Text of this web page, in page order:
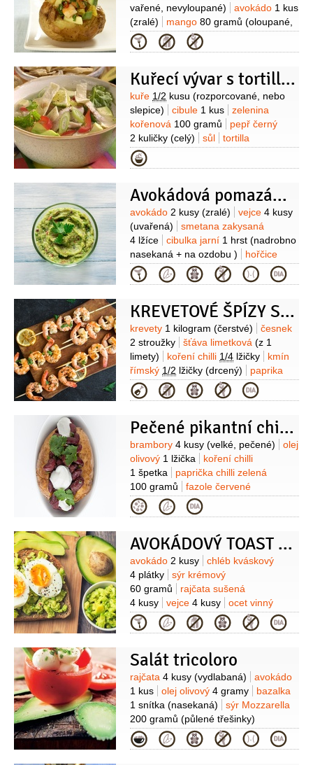
vařené, nevyloupané)
avokádo 1 kus
(zralé)
mango 80 gramů (oloupané,
bez pecky)
limetka
olivový2 lžíce
olej slunečnicový
nakrájený)
paprička chilli červená
1 kus
Kategorie
Kuřecí vývar s tortillami
Suroviny
kuře 1/2 kusu (rozporcované, nebo
slepice)
cibule 1 kus
zelenina
kořenová 100 gramů
pepř černý
2 kuličky (celý) sůl
tortilla
4 kusy
(nastrouhaný nahrubo)
cibulka jarní
Kategorie
Avokádová pomazánka s vejci
Suroviny
avokádo 2 kusy (zralé) vejce 4 kusy
(uvařená)
smetana zakysaná
4 lžíce
cibulka jarní 1 hrst (nadrobno
nasekaná + na ozdobu )
hořčice
plnotučná
1 lžička sůl
pepř
cayenský
pečivo(k podávání)
Kategorie
KREVETOVÉ ŠPÍZY S AVOKÁDOVÝM DIPEM
Suroviny
krevety 1 kilogram (čerstvé)
česnek
2 stroužky
šťáva limetková (z 1
limety)
koření chilli 1/4 lžičky
kmín
římský 1/2 lžičky (drcený)
paprika
sladká1/4 lžičky sůl1/2 lžičky
olivový50 mililitrů pepř1/4lžičky
100 mililitrů
česnek
1 stroužek
šťáva limetková
(z 1
limetky)
koriandr
2 lžíce
(čerstvý)
Kategorie
Pečené pikantní chilli brambory
Suroviny
brambory 4 kusy (velké, pečené)
olej
olivový 1 lžička
koření chilli
1 špetka
paprička chilli zelená
100 gramů
fazole červené
250 gramů
(konzervované, bez
nálevu) Na ozdobení: smetana
(oloupané, lze vynechat)
koriandr
(čerstvé lístky)
Kategorie
AVOKÁDOVÝ TOAST SE ZTRACENÝM VEJCEM
Suroviny
avokádo 2 kusy
chléb kváskový
4 plátky
sýr krémový
60 gramů
rajčata sušená
4 kusy
vejce 4 kusy
ocet vinný
2 lžíce
(bílý) sůl pepř
Koření
dukkah: pistácie1 hrst
semínka
bílá)
kmín římský 2 lžičky
(drcený)
koriandr1 lžička
(mletý)
oregano1 lžička (sušené)
Kategorie
Salát tricoloro
Suroviny
rajčata 4 kusy (vydlabaná)
avokádo
1 kus
olej olivový 4 gramy
bazalka
1 snítka (nasekaná)
sýr Mozzarella
200 gramů (půlené třešinky)
Kategorie